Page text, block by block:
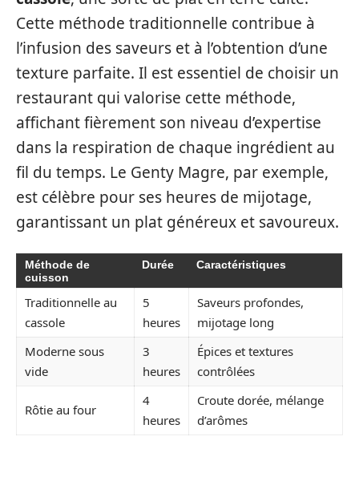
Cette méthode traditionnelle contribue à
l’infusion des saveurs et à l’obtention d’une
texture parfaite. Il est essentiel de choisir un
restaurant qui valorise cette méthode,
affichant fièrement son niveau d’expertise
dans la respiration de chaque ingrédient au
fil du temps. Le Genty Magre, par exemple,
est célèbre pour ses heures de mijotage,
garantissant un plat généreux et savoureux.
Méthode de
cuisson
Durée Caractéristiques
Traditionnelle au
cassole
5
heures
Saveurs profondes,
mijotage long
Moderne sous
vide
3
heures
Épices et textures
contrôlées
Rôtie au four
4
heures
Croute dorée, mélange
d’arômes